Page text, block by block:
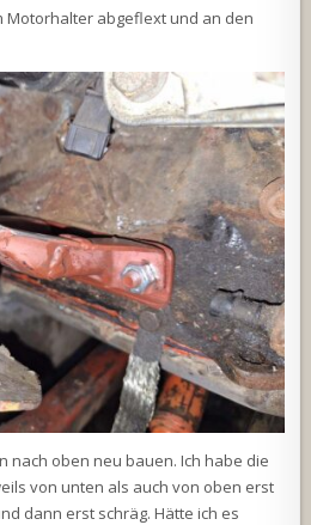
Motorhalter abgeflext und an den
nach oben neu bauen. Ich habe die
von unten als auch von oben erst
dann erst schräg. Hätte ich es